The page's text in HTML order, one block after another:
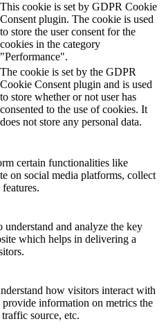
This cookie is set by GDPR Cookie
Consent plugin. The cookie is used
to store the user consent for the
cookies in the category
"Performance".
The cookie is set by the GDPR
Cookie Consent plugin and is used
to store whether or not user has
consented to the use of cookies. It
does not store any personal data.
certain functionalities like
on social media platforms, collect
understand and analyze the key
which helps in delivering a
how visitors interact with
information on metrics the
source, etc.